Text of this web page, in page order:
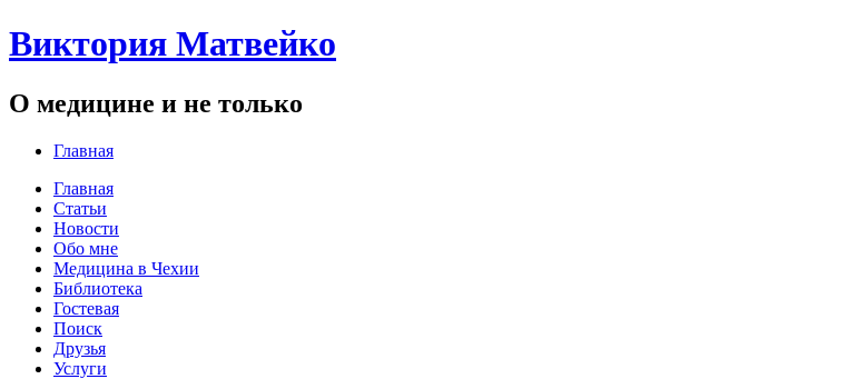
Виктория Матвейко
О медицине и не только
Главная
Главная
Статьи
Новости
Обо мне
Медицина в Чехии
Библиотека
Гостевая
Поиск
Друзья
Услуги